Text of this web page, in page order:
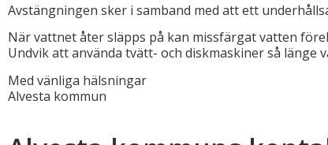
Avstängningen sker i samband med att ett
När vattnet åter släpps på kan missfärgat vatten
Undvik att använda tvätt- och diskmaskiner så länge
Med vänliga hälsningar
Alvesta kommun